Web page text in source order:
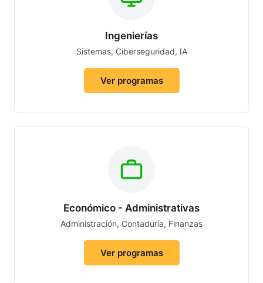
Ingenierías
Sistemas, Ciberseguridad, IA
Ver programas
Económico - Administrativas
Administración, Contaduría, Finanzas
Ver programas